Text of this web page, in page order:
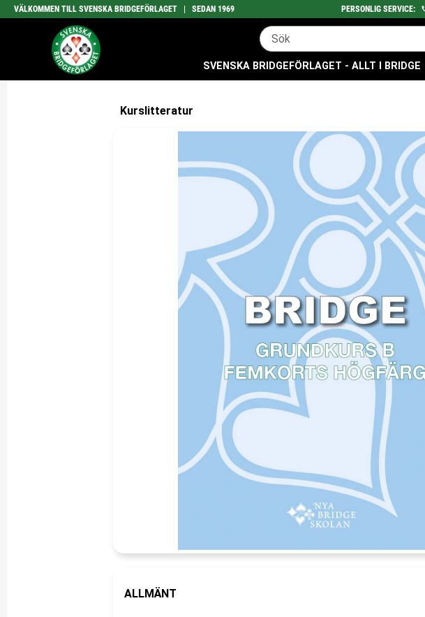
VÄLKOMMEN TILL SVENSKA BRIDGEFÖRLAGET | SEDAN 1969 PERSONLIG SERVICE:
SVENSKA BRIDGEFÖRLAGET - ALLT I BRIDGE
Kurslitteratur
ALLMÄNT